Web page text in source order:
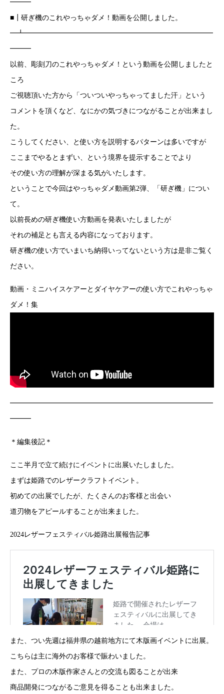
━━━
■┃研ぎ機のこれやっちゃダメ！動画を公開しました。
━┻━━━━━━━━━━━━━━━━━━━━━━━━━━━
━━━
以前、彫刻刀のこれやっちゃダメ！という動画を公開しましたと
ころ
ご視聴頂いた方から「ついついやっちゃってました汗」という
コメントを頂くなど、なにかの気づきにつながることが出来まし
た。
こうしてください、と使い方を説明するパターンは多いですが
ここまでやるとまずい、という境界を提示することでより
その使い方の理解が深まる気がいたします。
ということで今回はやっちゃダメ動画第2弾、「研ぎ機」につい
て。
以前長めの研ぎ機使い方動画を発表いたしましたが
それの補足とも言える内容になっております。
研ぎ機の使い方でいまいち納得いってないという方は是非ご覧く
ださい。
動画・ミニハイスケアーとダイヤケアーの使い方でこれやっちゃ
ダメ！集
━━━━━━━━━━━━━━━━━━━━━━━━━━━━━
━━━
＊編集後記＊
ここ半月で立て続けにイベントに出展いたしました。
まずは姫路でのレザークラフトイベント。
初めての出展でしたが、たくさんのお客様と出会い
道刃物をアピールすることが出来ました。
2024レザーフェスティバル姫路出展報告記事
また、つい先週は福井県の越前地方にて木版画イベントに出展。
こちらは主に海外のお客様で賑わいました。
また、プロの木版作家さんとの交流も図ることが出来
商品開発につながるご意見を得ることも出来ました。